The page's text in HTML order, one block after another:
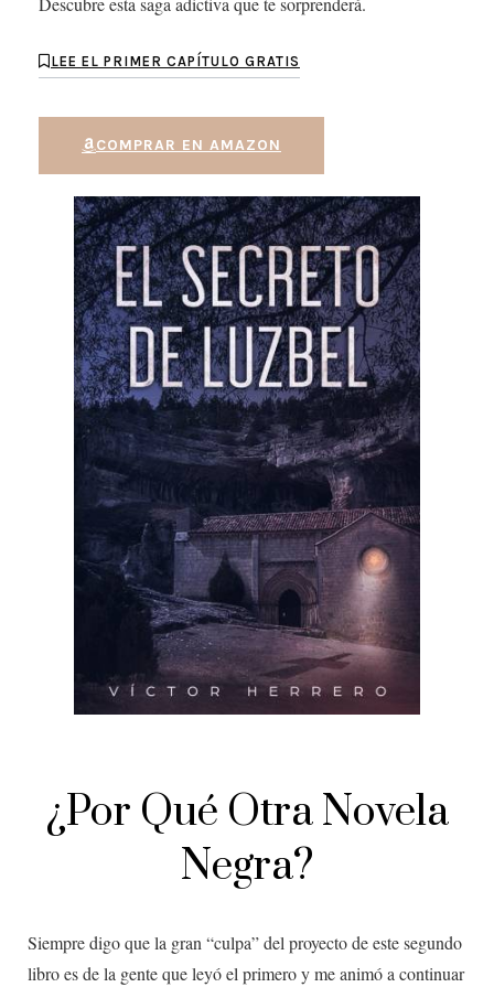
LEE EL PRIMER CAPÍTULO GRATIS
COMPRAR EN AMAZON
¿Por Qué Otra Novela
Negra?​
Siempre digo que la gran “culpa” del proyecto de este segundo
libro es de la gente que leyó el primero y me animó a continuar